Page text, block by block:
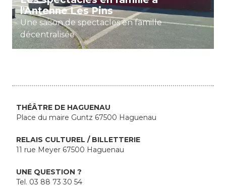
l'Antenne Les Pins
Une saison de spectacles en famille
décentralisée
THÉÂTRE DE HAGUENAU
Place du maire Guntz 67500 Haguenau
RELAIS CULTUREL / BILLETTERIE
11 rue Meyer 67500 Haguenau
UNE QUESTION ?
Tel. 03 88 73 30 54
e
s
o
ti